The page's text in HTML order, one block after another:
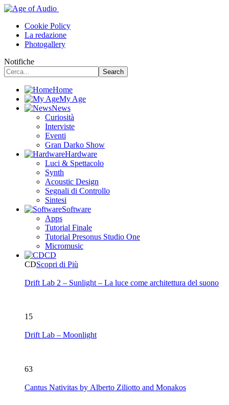
Cookie Policy
La redazione
Photogallery
Notifiche
Home
My Age
News
Curiosità
Interviste
Eventi
Gran Darko Show
Hardware
Luci & Spettacolo
Synth
Acoustic Design
Segnali di Controllo
Sintesi
Software
Apps
Tutorial Finale
Tutorial Presonus Studio One
Micromusic
CD
CDScopri di Più
Drift Lab 2 – Sunlight – La luce come architettura del suono
15
Drift Lab – Moonlight
63
Cantus Nativitas by Alberto Ziliotto and Monakos